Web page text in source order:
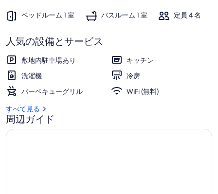
禁
煙
２
名
用
タ
ニ
ー
施設の敷地
ベッドルーム 1 室 バスルーム 1 室 定員 4 名
人気の設備とサービス
敷地内駐車場あり
キッチン
洗濯機
冷房
バーベキューグリル
WiFi (無料)
すべて見る
周辺ガイド